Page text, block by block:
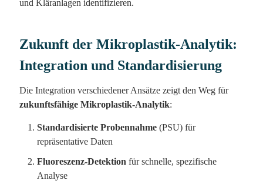
und Kläranlagen identifizieren.
Zukunft der Mikroplastik-Analytik:
Integration und Standardisierung
Die Integration verschiedener Ansätze zeigt den Weg für
zukunftsfähige Mikroplastik-Analytik:
Standardisierte Probennahme (PSU) für
repräsentative Daten
Fluoreszenz-Detektion für schnelle, spezifische
Analyse